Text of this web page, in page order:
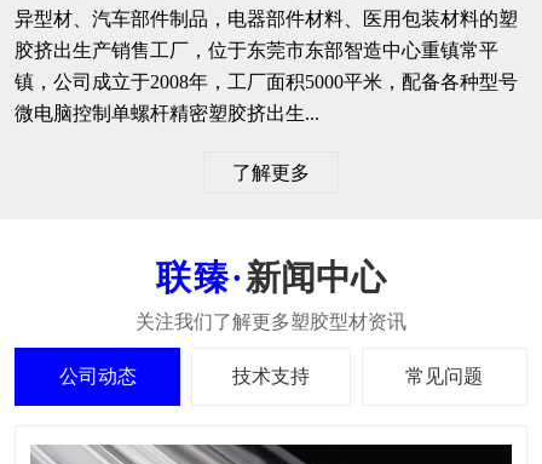
异型材、汽车部件制品，电器部件材料、医用包装材料的塑
胶挤出生产销售工厂，位于东莞市东部智造中心重镇常平
镇，公司成立于2008年，工厂面积5000平米，配备各种型号
微电脑控制单螺杆精密塑胶挤出生...
了解更多
新闻中心
公司动态 技术支持 常见问题